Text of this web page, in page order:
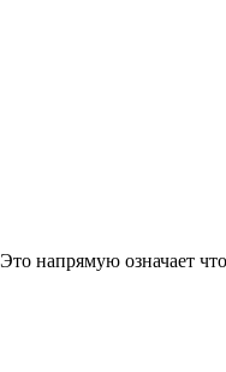
напрямую означает